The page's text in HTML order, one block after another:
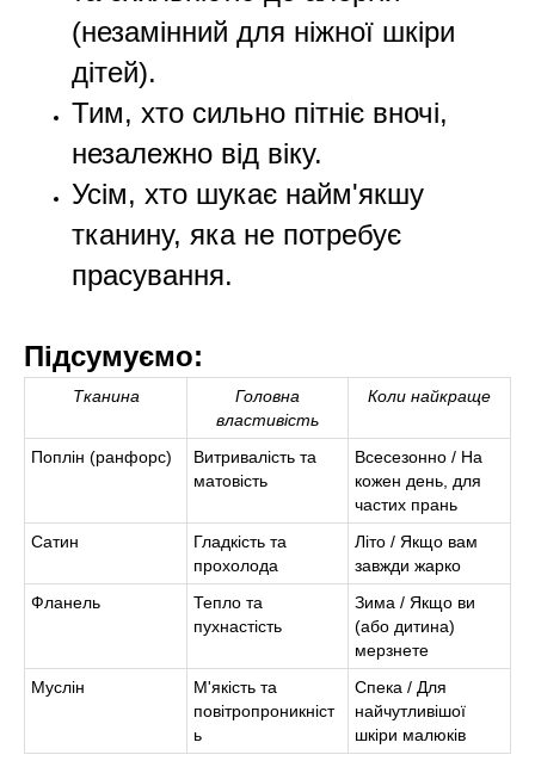
(незамінний для ніжної шкіри
дітей).
Тим, хто сильно пітніє вночі,
незалежно від віку.
Усім, хто шукає найм'якшу
тканину, яка не потребує
прасування.
Підсумуємо:
Тканина
Головна
властивість
Коли найкраще
Поплін (ранфорс)
Витривалість та
матовість
Всесезонно / На
кожен день, для
частих прань
Сатин
Гладкість та
прохолода
Літо / Якщо вам
завжди жарко
Фланель
Тепло та
пухнастість
Зима / Якщо ви
(або дитина)
мерзнете
Муслін
М'якість та
повітропроникніст
ь
Спека / Для
найчутливішої
шкіри малюків